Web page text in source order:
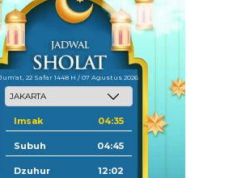
Jum'at, 22 Safar 1448 H / 07 Agustus 2026
Imsak 04:35
Subuh 04:45
Dzuhur 12:02